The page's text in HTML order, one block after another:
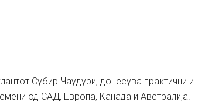
Субир Чаудури, донесува практични и
од САД, Европа, Канада и Австралија.